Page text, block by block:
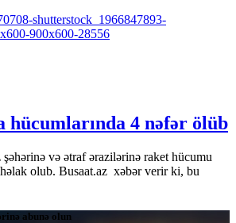
hücumlarında 4 nəfər ölüb
və ətraf ərazilərinə raket hücumu
olub. Busaat.az xəbər verir ki, bu
abunə olun